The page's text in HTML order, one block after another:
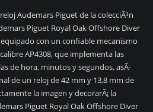
Audemars Piguet de la colecciÃ³n
Piguet Royal Oak Offshore Diver
equipado con un confiable mecanismo
AP4308, que implementa las
de hora, minutos y segundos, asÃ­
de un reloj de 42 mm y 13,8 mm de
la imagen y decorarÃ¡ la
Piguet Royal Oak Offshore Diver